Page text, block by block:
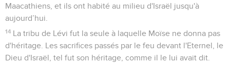
Maacathiens, et ils ont habité au milieu d'Israël jusqu'à
aujourd’hui.
14 La tribu de Lévi fut la seule à laquelle Moïse ne donna pas
d'héritage. Les sacrifices passés par le feu devant l'Eternel, le
Dieu d'Israël, tel fut son héritage, comme il le lui avait dit.